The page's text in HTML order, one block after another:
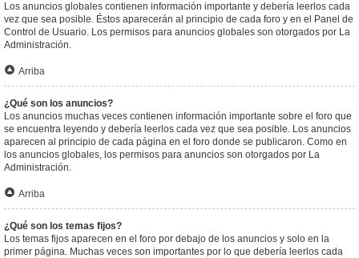
Los anuncios globales contienen información importante y debería leerlos cada
vez que sea posible. Éstos aparecerán al principio de cada foro y en el Panel de
Control de Usuario. Los permisos para anuncios globales son otorgados por La
Administración.
Arriba
¿Qué son los anuncios?
Los anuncios muchas veces contienen información importante sobre el foro que
se encuentra leyendo y debería leerlos cada vez que sea posible. Los anuncios
aparecen al principio de cada página en el foro donde se publicaron. Como en
los anuncios globales, los permisos para anuncios son otorgados por La
Administración.
Arriba
¿Qué son los temas fijos?
Los temas fijos aparecen en el foro por debajo de los anuncios y solo en la
primer página. Muchas veces son importantes por lo que debería leerlos cada